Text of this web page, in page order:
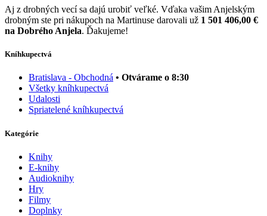
Aj z drobných vecí sa dajú urobiť veľké. Vďaka vašim Anjelským
drobným ste pri nákupoch na Martinuse darovali už 1 501 406,00 €
na Dobrého Anjela. Ďakujeme!
Kníhkupectvá
Bratislava - Obchodná • Otvárame o 8:30
Všetky kníhkupectvá
Udalosti
Spriatelené kníhkupectvá
Kategórie
Knihy
E-knihy
Audioknihy
Hry
Filmy
Doplnky